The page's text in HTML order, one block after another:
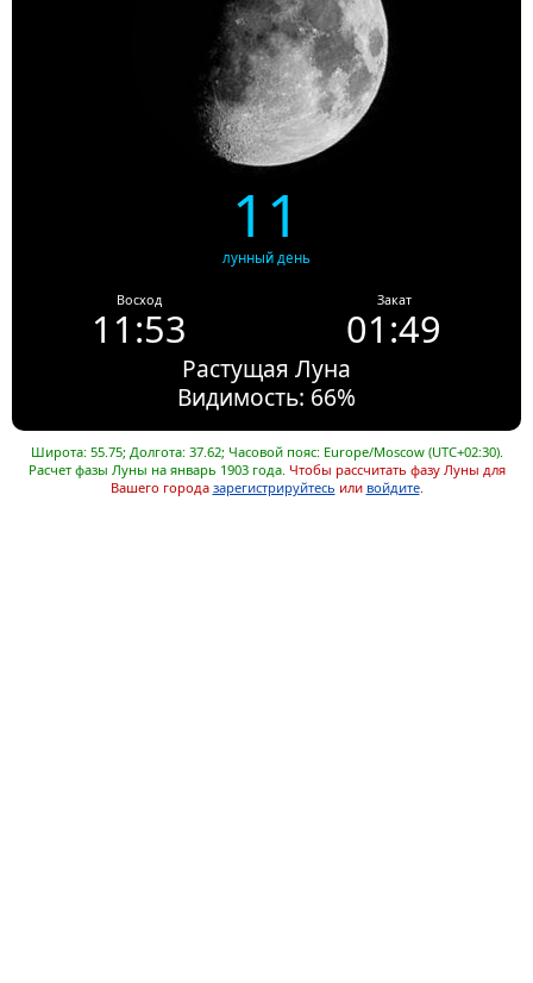
11
лунный день
Восход
11:53
Закат
01:49
Растущая Луна
Видимость: 66%
Широта: 55.75; Долгота: 37.62; Часовой пояс: Europe/Moscow (UTC+02:30).
Расчет фазы Луны на январь 1903 года. Чтобы рассчитать фазу Луны для
Вашего города зарегистрируйтесь или войдите.